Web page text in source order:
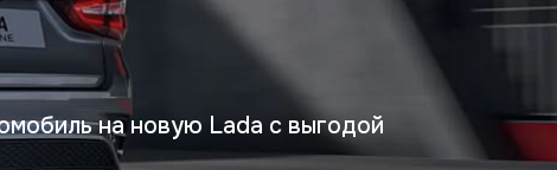
на новую Lada с выгодой